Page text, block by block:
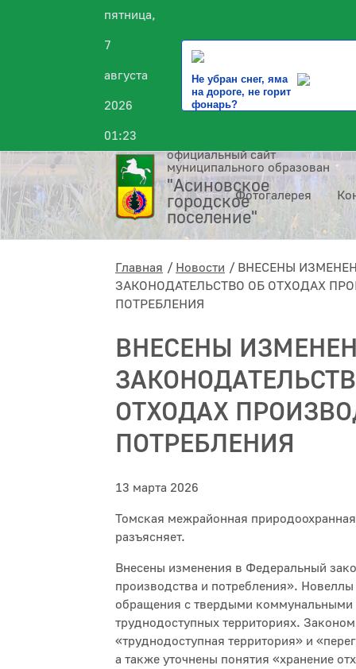
пятница,
7
августа
2026
01:23
Не убран снег, яма
на дороге, не горит
фонарь?
официальный сайт
муниципального образования
"Асиновское
городское
поселение"
Фотогалерея
Главная Новости
ВНЕСЕНЫ
ЗАКОНОДАТЕЛЬСТВО ОБ ОТХОДАХ
ПОТРЕБЛЕНИЯ
ВНЕСЕНЫ
ОТХОДАХ
ПОТРЕБЛЕНИЯ
13 марта 2026
Томская межрайонная
разъясняет.
Внесены изменения в Федеральный
производства и потребления».
обращения с твердыми коммунальными
труднодоступных территориях.
«труднодоступная территория» и
а также уточнены понятия «хранение